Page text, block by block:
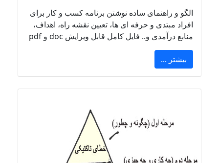
الگو و راهنمای ساده نوشتن برنامه کسب و کار برای
افراد مبتدی و حرفه ای ها، تعیین نقشه راه، اهداف،
منابع درآمدی و.. فایل کامل قابل ویرایش doc و pdf
بیشتر ...